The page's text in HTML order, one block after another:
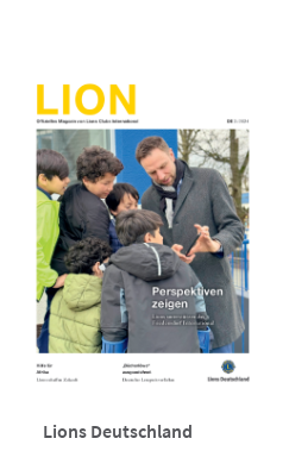
Lions Deutschland